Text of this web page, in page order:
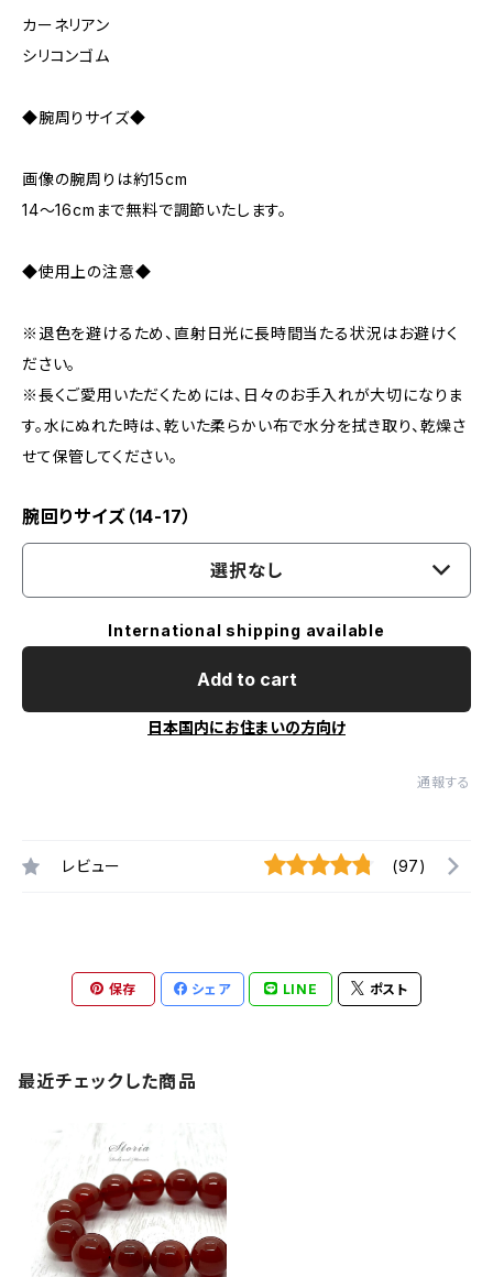
カーネリアン
シリコンゴム
◆腕周りサイズ◆
画像の腕周りは約15cm
14～16cmまで無料で調節いたします。
◆使用上の注意◆
※退色を避けるため、直射日光に長時間当たる状況はお避けく
ださい。
※長くご愛用いただくためには、日々のお手入れが大切になりま
す。水にぬれた時は、乾いた柔らかい布で水分を拭き取り、乾燥さ
せて保管してください。
腕回りサイズ（14-17）
選択なし
International shipping available
Add to cart
日本国内にお住まいの方向け
通報する
レビュー (97)
保存 シェア LINE ポスト
最近チェックした商品